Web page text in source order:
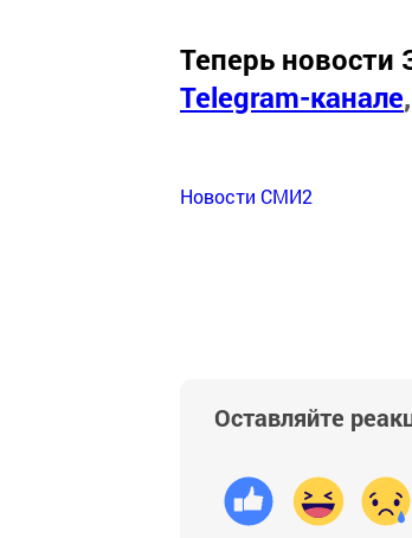
Теперь новости
Telegram-канале,
Новости СМИ2
Оставляйте